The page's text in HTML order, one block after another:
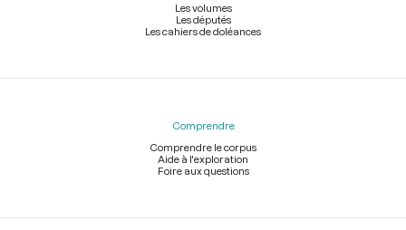
Les volumes
Les députés
Les cahiers de doléances
Comprendre
Comprendre le corpus
Aide à l'exploration
Foire aux questions